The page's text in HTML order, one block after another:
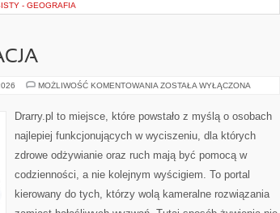
- GEOGRAFIA
MOŻLIWOŚĆ KOMENTOWANIA CISZA
ZOSTAŁA WYŁĄCZONA
Drarry.pl to miejsce, które powstało z myślą o osobach
najlepiej funkcjonujących w wyciszeniu, dla których
zdrowe odżywianie oraz ruch mają być pomocą w
codzienności, a nie kolejnym wyścigiem. To portal
kierowany do tych, którzy wolą kameralne rozwiązania